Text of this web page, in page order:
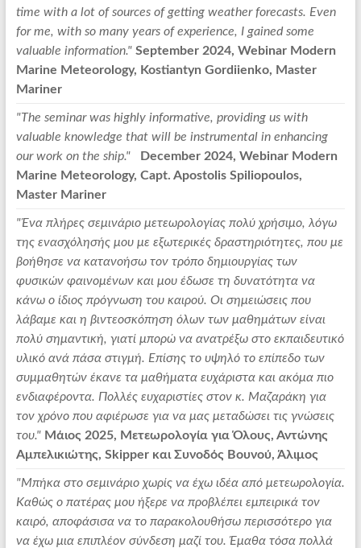
time with a lot of sources of getting weather forecasts. Even
for me, with so many years of experience, I gained some
valuable information." September 2024, Webinar Modern
Marine Meteorology, Kostiantyn Gordiienko, Master
Mariner
"The seminar was highly informative, providing us with
valuable knowledge that will be instrumental in enhancing
our work on the ship."
December 2024, Webinar Modern
Marine Meteorology, Capt. Apostolis Spiliopoulos,
Master Mariner
"Ένα πλήρες σεμινάριο μετεωρολογίας πολύ χρήσιμο, λόγω
της ενασχόλησής μου με εξωτερικές δραστηριότητες, που με
βοήθησε να κατανοήσω τον τρόπο δημιουργίας των
φυσικών φαινομένων και μου έδωσε τη δυνατότητα να
κάνω ο ίδιος πρόγνωση του καιρού. Οι σημειώσεις που
λάβαμε και η βιντεοσκόπηση όλων των μαθημάτων είναι
πολύ σημαντική, γιατί μπορώ να ανατρέξω στο εκπαιδευτικό
υλικό ανά πάσα στιγμή. Επίσης το υψηλό το επίπεδο των
συμμαθητών έκανε τα μαθήματα ευχάριστα και ακόμα πιο
ενδιαφέροντα. Πολλές ευχαριστίες στον κ. Μαζαράκη για
τον χρόνο που αφιέρωσε για να μας μεταδώσει τις γνώσεις
του." Μάιος 2025, Μετεωρολογία για Όλους, Αντώνης
Αμπελικιώτης, Skipper και Συνοδός Βουνού, Άλιμος
"Μπήκα στο σεμινάριο χωρίς να έχω ιδέα από μετεωρολογία.
Καθώς ο πατέρας μου ήξερε να προβλέπει εμπειρικά τον
καιρό, αποφάσισα να το παρακολουθήσω περισσότερο για
να έχω μια επιπλέον σύνδεση μαζί του. Έμαθα τόσα πολλά